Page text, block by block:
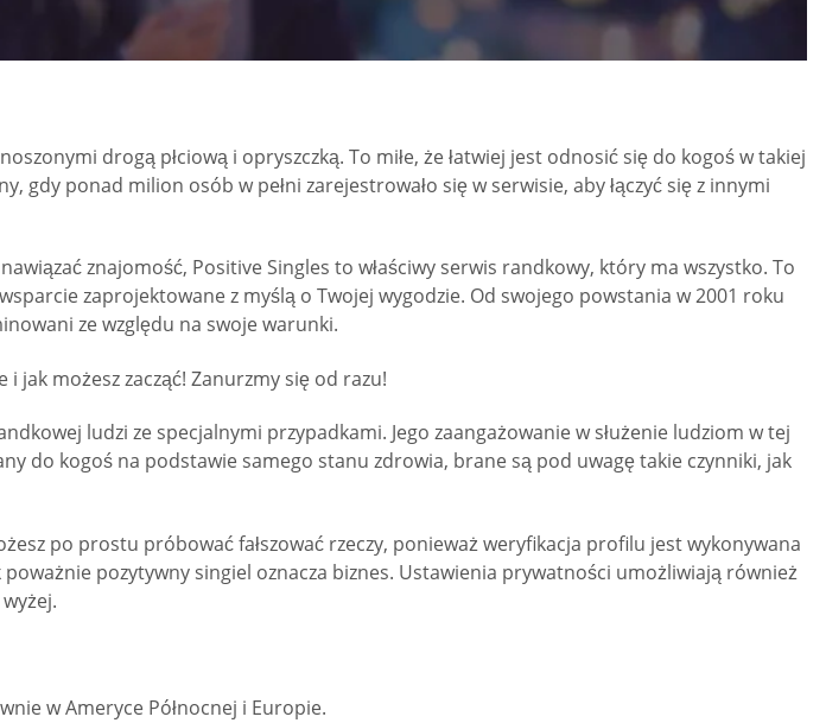
drogą płciową i opryszczką. To miłe, że łatwiej jest odnosić się do kogoś w takiej
ponad milion osób w pełni zarejestrowało się w serwisie, aby łączyć się z innymi
znajomość, Positive Singles to właściwy serwis randkowy, który ma wszystko. To
zaprojektowane z myślą o Twojej wygodzie. Od swojego powstania w 2001 roku
ze względu na swoje warunki.
jak możesz zacząć! Zanurzmy się od razu!
ludzi ze specjalnymi przypadkami. Jego zaangażowanie w służenie ludziom w tej
do kogoś na podstawie samego stanu zdrowia, brane są pod uwagę takie czynniki, jak
po prostu próbować fałszować rzeczy, ponieważ weryfikacja profilu jest wykonywana
pozytywny singiel oznacza biznes. Ustawienia prywatności umożliwiają również
w Ameryce Północnej i Europie.